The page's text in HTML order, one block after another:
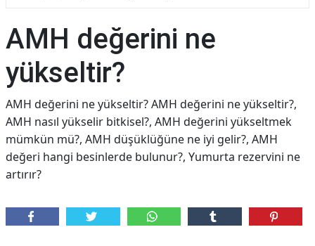
AMH değerini ne
yükseltir?
AMH değerini ne yükseltir? AMH değerini ne yükseltir?,
AMH nasıl yükselir bitkisel?, AMH değerini yükseltmek
mümkün mü?, AMH düşüklüğüne ne iyi gelir?, AMH
değeri hangi besinlerde bulunur?, Yumurta rezervini ne
artırır?